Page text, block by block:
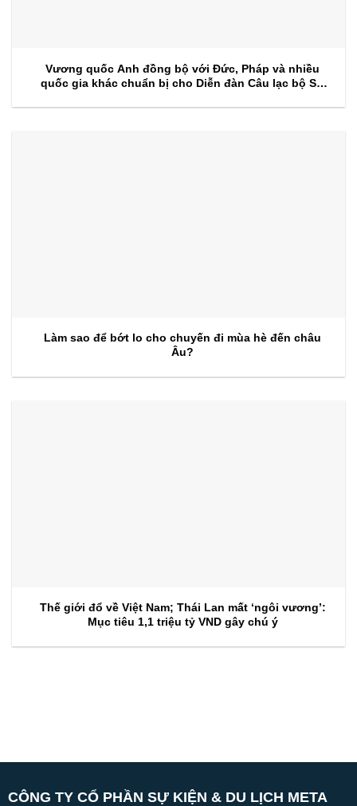
Vương quốc Anh đồng bộ với Đức, Pháp và nhiều
quốc gia khác chuẩn bị cho Diễn đàn Câu lạc bộ Sự
Làm sao để bớt lo cho chuyến đi mùa hè đến châu
Âu?
Thế giới đổ về Việt Nam; Thái Lan mất ‘ngôi vương’:
Mục tiêu 1,1 triệu tỷ VND gây chú ý
CÔNG TY CỔ PHẦN SỰ KIỆN & DU LỊCH META